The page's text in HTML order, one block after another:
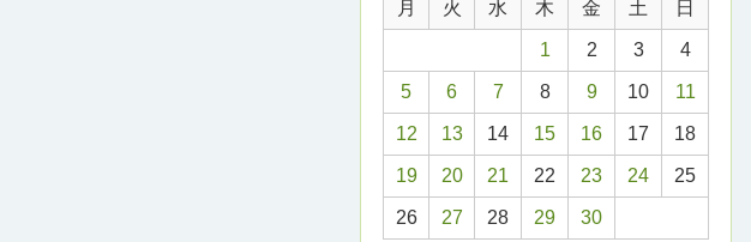
月 火 水 木 金 土 日
1 2 3 4
5 6 7 8 9 10 11
12 13 14 15 16 17 18
19 20 21 22 23 24 25
26 27 28 29 30